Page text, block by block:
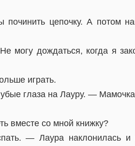
цепочку. А потом
дождаться, когда я
играть.
глаза на Лауру. —
вместе со мной книжку?
— Лаура наклонилась и